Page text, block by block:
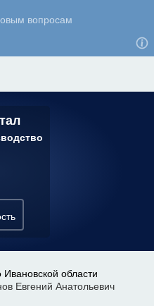
области
Евгений Анатольевич